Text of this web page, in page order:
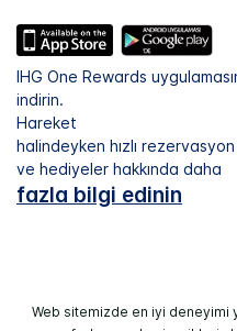
IHG One Rewards
indirin.
Hareket
halindeyken hızlı rezervasyon
ve hediyeler hakkında daha
fazla bilgi edinin
Web sitemizde en iyi deneyimi